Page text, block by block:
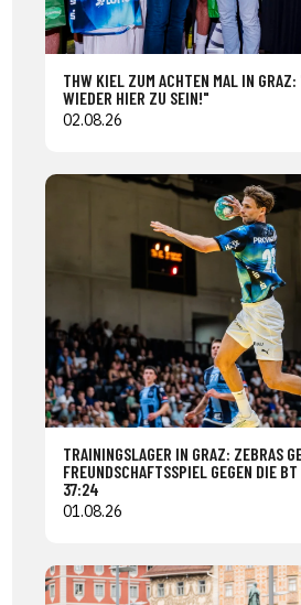
THW KIEL ZUM ACHTEN MAL IN
WIEDER HIER ZU SEIN!"
02.08.26
TRAININGSLAGER IN GRAZ: ZEBRAS
FREUNDSCHAFTSSPIEL GEGEN DIE
37:24
01.08.26